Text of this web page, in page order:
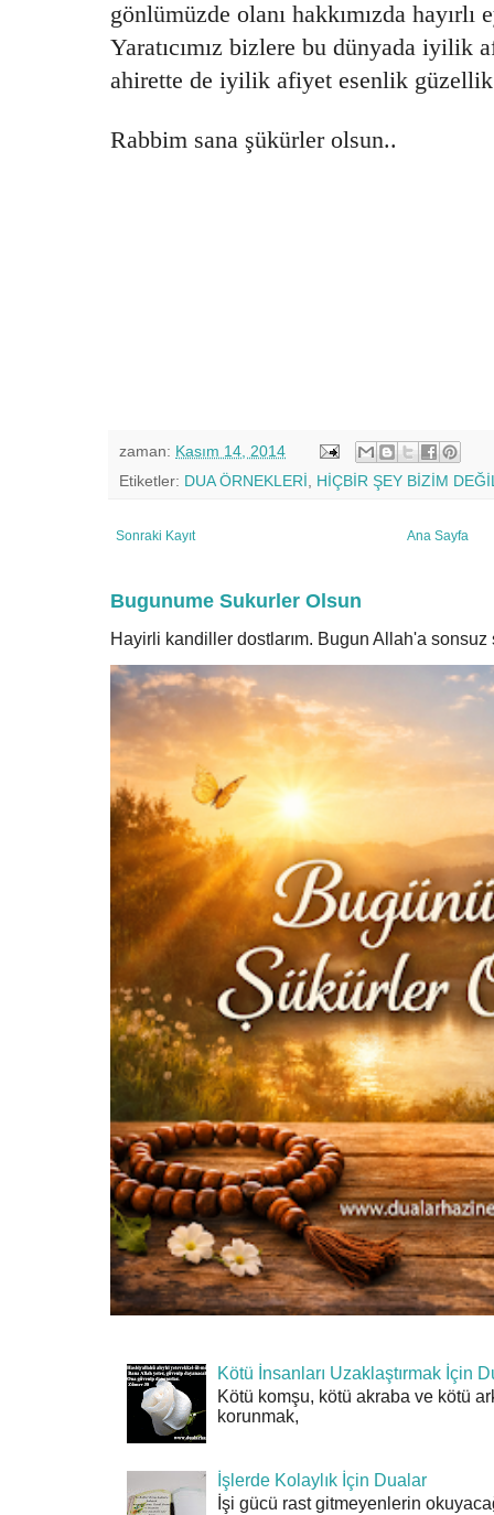
gönlümüzde olanı hakkımızda hayırlı
Yaratıcımız bizlere bu dünyada iyilik
ahirette de iyilik afiyet esenlik
Rabbim sana şükürler olsun..
zaman: Kasım 14, 2014
Etiketler: DUA ÖRNEKLERİ HİÇBİR ŞEY BİZİM
Sonraki Kayıt Ana Sayfa
Bugunume Sukurler Olsun
Hayirli kandiller dostlarım. Bugun Allah'a
Kötü İnsanları Uzaklaştırmak İçin
Kötü komşu, kötü akraba ve kötü
korunmak,
İşlerde Kolaylık İçin Dualar
İşi gücü rast gitmeyenlerin